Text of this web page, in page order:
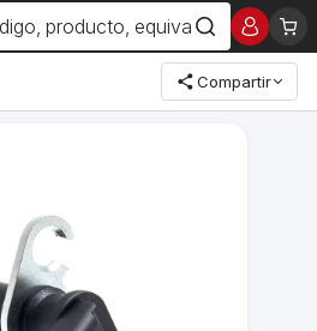
Compartir